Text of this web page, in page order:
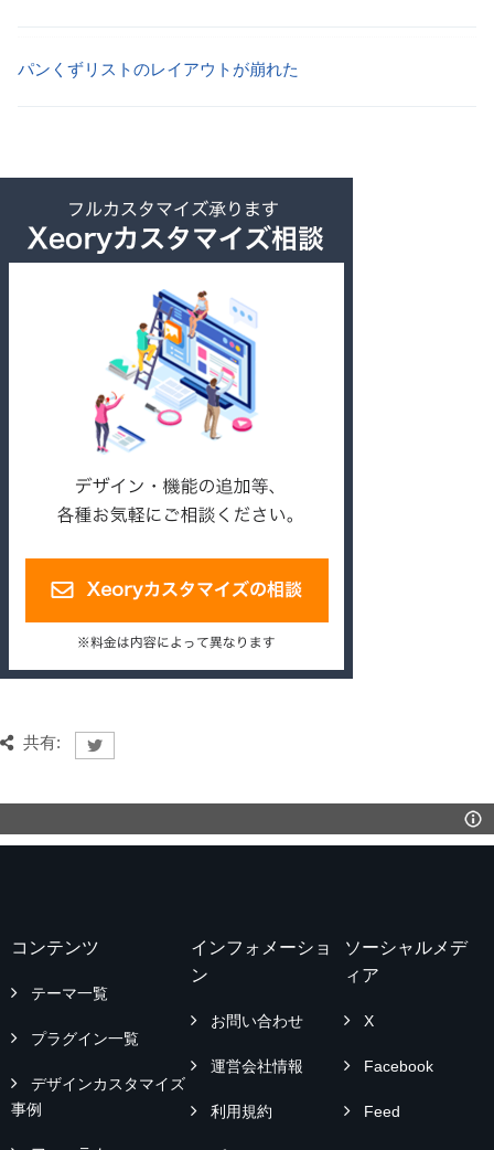
パンくずリストのレイアウトが崩れた
共有:
コンテンツ
テーマ一覧
プラグイン一覧
デザインカスタマイズ
事例
インフォメーショ
ン
お問い合わせ
運営会社情報
利用規約
ソーシャルメデ
ィア
X
Facebook
Feed